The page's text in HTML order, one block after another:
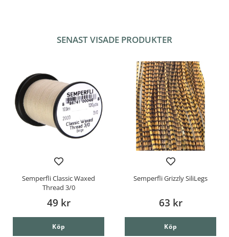
SENAST VISADE PRODUKTER
Semperfli Classic Waxed
Thread 3/0
49 kr
Köp
Semperfli Grizzly SiliLegs
63 kr
Köp